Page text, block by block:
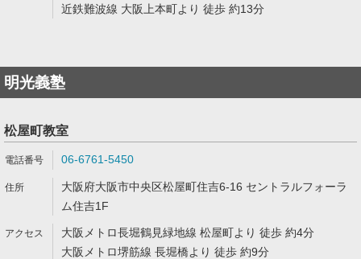
近鉄難波線 大阪上本町より 徒歩 約13分
明光義塾
松屋町教室
06-6761-5450
大阪府大阪市中央区松屋町住吉6-16 セントラルフォーラ
ム住吉1F
大阪メトロ長堀鶴見緑地線 松屋町より 徒歩 約4分
大阪メトロ堺筋線 長堀橋より 徒歩 約9分